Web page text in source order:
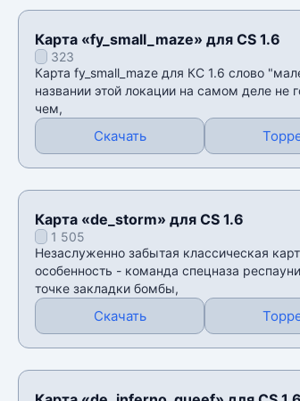
Карта «fy_small_maze» для CS 1.6
323
Карта fy_small_maze для КС 1.6 слово
названии этой локации на самом деле не
чем,
Скачать
Карта «de_storm» для CS 1.6
1 505
Незаслуженно забытая классическая
особенность - команда спецназа
точке закладки бомбы,
Скачать